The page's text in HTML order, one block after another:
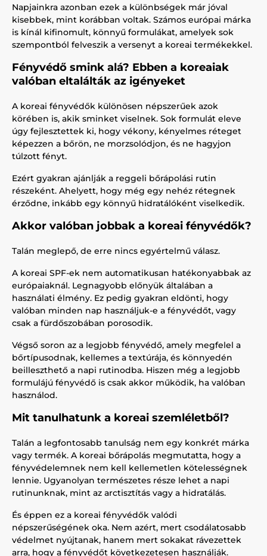
Napjainkra azonban ezek a különbségek már jóval
kisebbek, mint korábban voltak. Számos európai márka
is kínál kifinomult, könnyű formulákat, amelyek sok
szempontból felveszik a versenyt a koreai termékekkel.
Fényvédő smink alá? Ebben a koreaiak
valóban eltalálták az igényeket
A koreai fényvédők különösen népszerűek azok
körében is, akik sminket viselnek. Sok formulát eleve
úgy fejlesztettek ki, hogy vékony, kényelmes réteget
képezzen a bőrön, ne morzsolódjon, és ne hagyjon
túlzott fényt.
Ezért gyakran ajánlják a reggeli bőrápolási rutin
részeként. Ahelyett, hogy még egy nehéz rétegnek
érződne, inkább egy könnyű hidratálóként viselkedik.
Akkor valóban jobbak a koreai fényvédők?
Talán meglepő, de erre nincs egyértelmű válasz.
A koreai SPF-ek nem automatikusan hatékonyabbak az
európaiaknál. Legnagyobb előnyük általában a
használati élmény. Ez pedig gyakran eldönti, hogy
valóban minden nap használjuk-e a fényvédőt, vagy
csak a fürdőszobában porosodik.
Végső soron az a legjobb fényvédő, amely megfelel a
bőrtípusodnak, kellemes a textúrája, és könnyedén
beilleszthető a napi rutinodba. Hiszen még a legjobb
formulájú fényvédő is csak akkor működik, ha valóban
használod.
Mit tanulhatunk a koreai szemléletből?
Talán a legfontosabb tanulság nem egy konkrét márka
vagy termék. A koreai bőrápolás megmutatta, hogy a
fényvédelemnek nem kell kellemetlen kötelességnek
lennie. Ugyanolyan természetes része lehet a napi
rutinunknak, mint az arctisztítás vagy a hidratálás.
És éppen ez a koreai fényvédők valódi
népszerűségének oka. Nem azért, mert csodálatosabb
védelmet nyújtanak, hanem mert sokakat rávezettek
arra, hogy a fényvédőt következetesen használják.